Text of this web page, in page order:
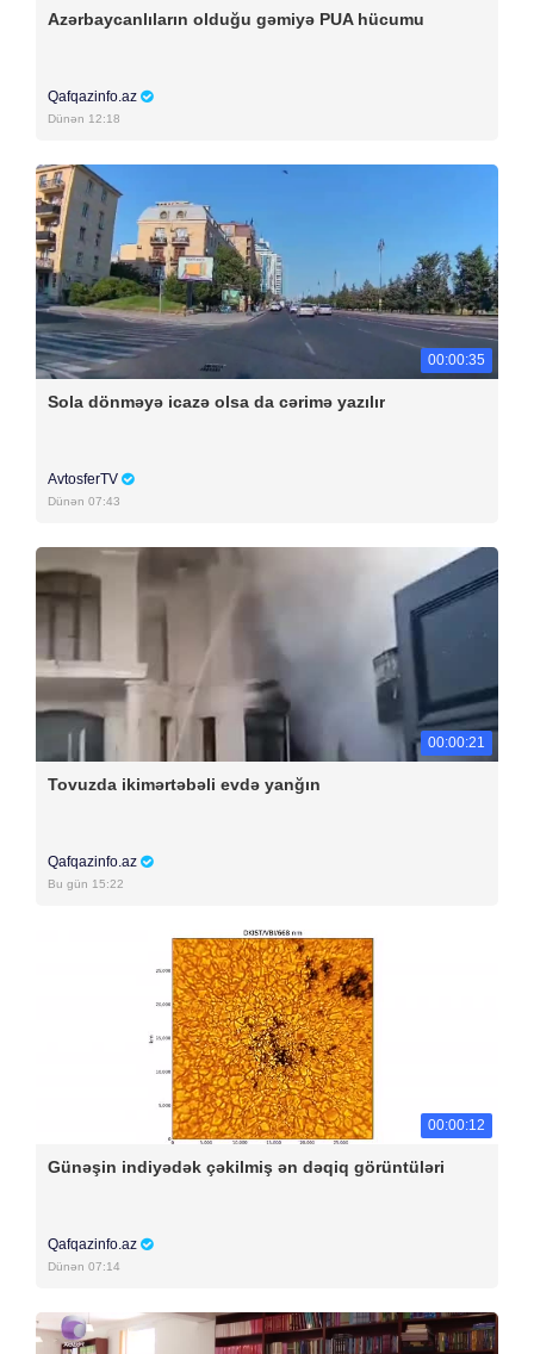
Azərbaycanlıların olduğu gəmiyə PUA hücumu
Qafqazinfo.az
Dünən 12:18
00:00:35
Sola dönməyə icazə olsa da cərimə yazılır
AvtosferTV
Dünən 07:43
00:00:21
Tovuzda ikimərtəbəli evdə yanğın
Qafqazinfo.az
Bu gün 15:22
00:00:12
Günəşin indiyədək çəkilmiş ən dəqiq görüntüləri
Qafqazinfo.az
Dünən 07:14